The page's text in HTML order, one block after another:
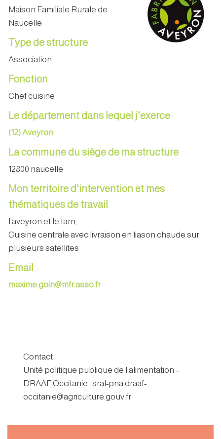
Maison Familiale Rurale de
Naucelle
Type de structure
Association
Fonction
Chef cuisine
Le département dans lequel j'exerce
(12) Aveyron
La commune du siège de ma structure
12800 naucelle
Mon territoire d'intervention et mes
thématiques de travail
l'aveyron et le tarn,
Cuisine centrale avec livraison en liason chaude sur
plusieurs satellites
Email
maxime.goin@mfr.asso.fr
Contact :
Unité politique publique de l’alimentation –
DRAAF Occitanie : sral-pna.draaf-
occitanie@agriculture.gouv.fr